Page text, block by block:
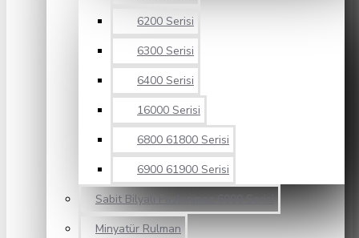
6200 Serisi
6300 Serisi
6400 Serisi
16000 Serisi
6800 61800 Serisi
6900 61900 Serisi
Sabit Bilyalı Paslanmaz 6000 Serisi
Minyatür Rulman